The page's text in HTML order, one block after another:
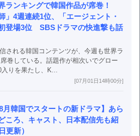
ランキングで韓国作品が席巻！
」4週連続1位、「エージェント・
登場3位 SBSドラマの快進撃も話
される韓国コンテンツが、今週も世界ラ
巻している。話題作が相次いでグロー
りを果たし、K...
[07月01日14時00分]
8月韓国でスタートの新ドラマ】あら
ころ、キャスト、日本配信先も紹
更新）